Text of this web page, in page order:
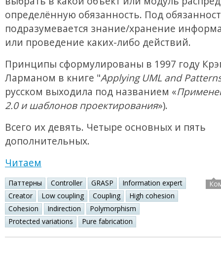
определённую обязанность. Под
подразумевается знание/хранение
или проведение каких-либо действий.
Принципы сформулированы в 1997 году
Ларманом в книге "Applying UML and
русском выходила под названием «
2.0 и шаблонов проектирования»).
Всего их девять. Четыре основных и пять
дополнительных.
Читаем
Паттерны Controller GRASP
Information expert
Creator
Low coupling Coupling
High cohesion
Cohesion
Indirection
Polymorphism
Protected variations
Pure fabrication